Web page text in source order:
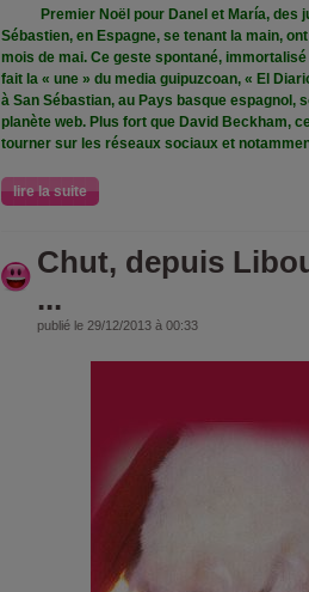
Premier Noël pour Danel et María, des
Sébastien, en Espagne, se tenant la main,
mois de mai. Ce geste spontané,
fait la « une » du media guipuzcoan, « El
à San Sébastian, au Pays basque espagnol,
planète web. Plus fort que David Beckham,
tourner sur les réseaux sociaux et
lire la suite
Chut, depuis
...
publié le 29/12/2013 à 00:33